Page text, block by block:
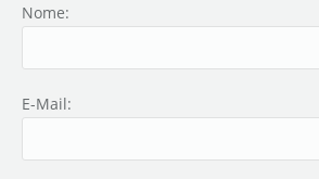
Nome:
E-Mail: